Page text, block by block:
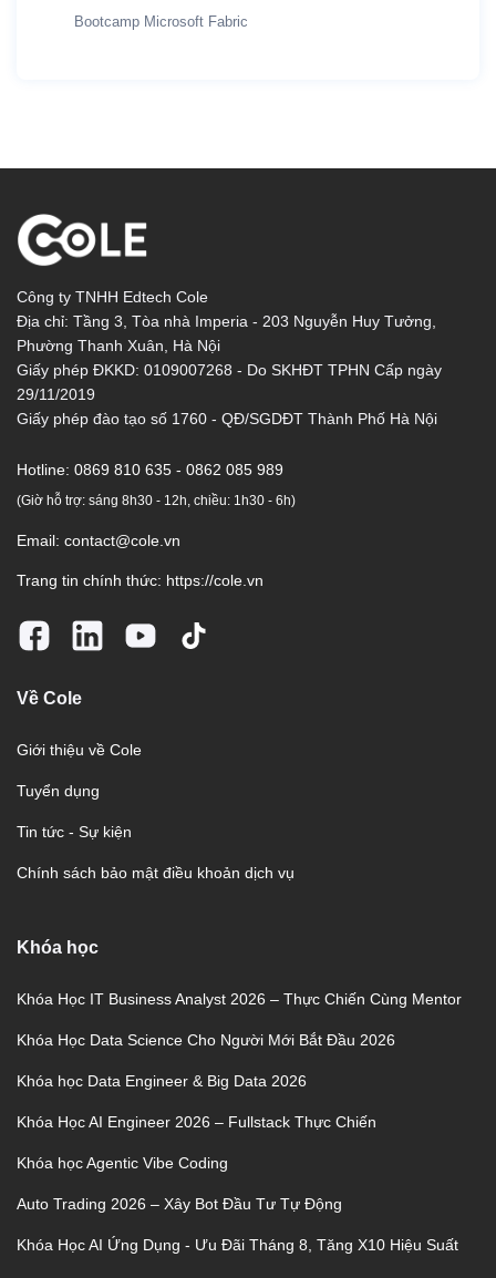
Bootcamp Microsoft Fabric
Công ty TNHH Edtech Cole
Địa chỉ: Tầng 3, Tòa nhà Imperia - 203 Nguyễn Huy Tưởng,
Phường Thanh Xuân, Hà Nội
Giấy phép ĐKKD: 0109007268 - Do SKHĐT TPHN Cấp ngày
29/11/2019
Giấy phép đào tạo số 1760 - QĐ/SGDĐT Thành Phố Hà Nội
Hotline: 0869 810 635 - 0862 085 989
(Giờ hỗ trợ: sáng 8h30 - 12h, chiều: 1h30 - 6h)
Email: contact@cole.vn
Trang tin chính thức: https://cole.vn
Về Cole
Giới thiệu về Cole
Tuyển dụng
Tin tức - Sự kiện
Chính sách bảo mật điều khoản dịch vụ
Khóa học
Khóa Học IT Business Analyst 2026 – Thực Chiến Cùng Mentor
Khóa Học Data Science Cho Người Mới Bắt Đầu 2026
Khóa học Data Engineer & Big Data 2026
Khóa Học AI Engineer 2026 – Fullstack Thực Chiến
Khóa học Agentic Vibe Coding
Auto Trading 2026 – Xây Bot Đầu Tư Tự Động
Khóa Học AI Ứng Dụng - Ưu Đãi Tháng 8, Tăng X10 Hiệu Suất